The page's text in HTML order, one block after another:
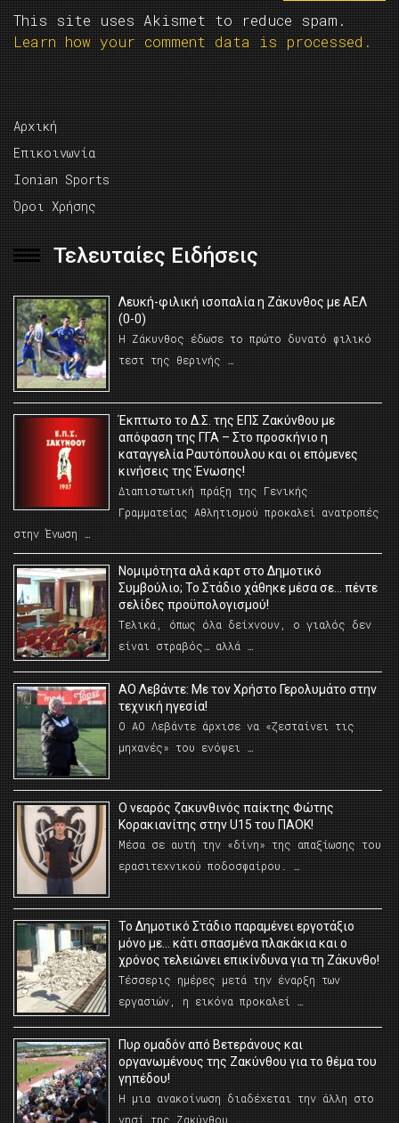
This site uses Akismet to reduce spam.
Learn how your comment data is processed.
Αρχική
Επικοινωνία
Ionian Sports
Όροι Χρήσης
Τελευταίες Ειδήσεις
Λευκή-φιλική ισοπαλία η Ζάκυνθος με ΑΕΛ
(0-0)
Η Ζάκυνθος έδωσε το πρώτο δυνατό φιλικό
τεστ της θερινής …
Έκπτωτο το Δ.Σ. της ΕΠΣ Ζακύνθου με
απόφαση της ΓΓΑ – Στο προσκήνιο η
καταγγελία Ραυτόπουλου και οι επόμενες
κινήσεις της Ένωσης!
Διαπιστωτική πράξη της Γενικής
Γραμματείας Αθλητισμού προκαλεί ανατροπές
στην Ένωση …
Νομιμότητα αλά καρτ στο Δημοτικό
Συμβούλιο; Το Στάδιο χάθηκε μέσα σε… πέντε
σελίδες προϋπολογισμού!
Τελικά, όπως όλα δείχνουν, ο γιαλός δεν
είναι στραβός… αλλά …
ΑΟ Λεβάντε: Με τον Χρήστο Γερολυμάτο στην
τεχνική ηγεσία!
Ο ΑΟ Λεβάντε άρχισε να «ζεσταίνει τις
μηχανές» του ενόψει …
O νεαρός ζακυνθινός παίκτης Φώτης
Κορακιανίτης στην U15 του ΠΑΟΚ!
Μέσα σε αυτή την «δίνη» της απαξίωσης του
ερασιτεχνικού ποδοσφαίρου. …
Το Δημοτικό Στάδιο παραμένει εργοτάξιο
μόνο με… κάτι σπασμένα πλακάκια και ο
χρόνος τελειώνει επικίνδυνα για τη Ζάκυνθο!
Τέσσερις ημέρες μετά την έναρξη των
εργασιών, η εικόνα προκαλεί …
Πυρ ομαδόν από Βετεράνους και
οργανωμένους της Ζακύνθου για το θέμα του
γηπέδου!
Η μια ανακοίνωση διαδέχεται την άλλη στο
νησί της Ζακύνθου …